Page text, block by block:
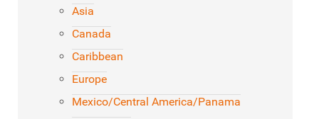
Asia
Canada
Caribbean
Europe
Mexico/Central America/Panama